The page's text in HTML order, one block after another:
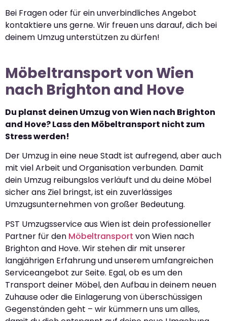
Bei Fragen oder für ein unverbindliches Angebot
kontaktiere uns gerne. Wir freuen uns darauf, dich bei
deinem Umzug unterstützen zu dürfen!
Möbeltransport von Wien
nach Brighton and Hove
Du planst deinen Umzug von Wien nach Brighton
and Hove? Lass den Möbeltransport nicht zum
Stress werden!
Der Umzug in eine neue Stadt ist aufregend, aber auch
mit viel Arbeit und Organisation verbunden. Damit
dein Umzug reibungslos verläuft und du deine Möbel
sicher ans Ziel bringst, ist ein zuverlässiges
Umzugsunternehmen von großer Bedeutung.
PST Umzugsservice aus Wien ist dein professioneller
Partner für den Möbeltransport von Wien nach
Brighton and Hove. Wir stehen dir mit unserer
langjährigen Erfahrung und unserem umfangreichen
Serviceangebot zur Seite. Egal, ob es um den
Transport deiner Möbel, den Aufbau in deinem neuen
Zuhause oder die Einlagerung von überschüssigen
Gegenständen geht – wir kümmern uns um alles,